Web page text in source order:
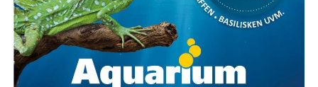
ma­te­ria­li­en und Bera­tungs­diens­te für ener­ge­ti­sche
Sanierungen.
Das The­ma spie­gelt sich auch im kos­ten­frei­en Vor­trags­
pro­gramm wider, das an allen drei Mes­se­ta­gen statt­fin­